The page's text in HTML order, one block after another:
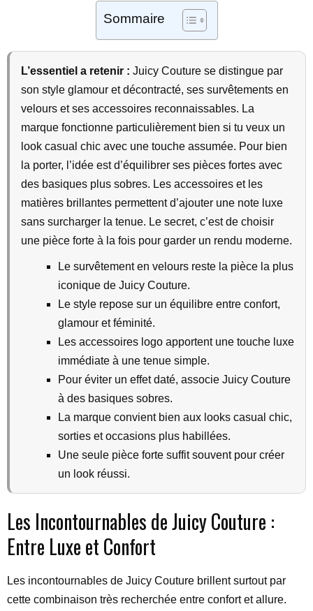
Sommaire
L’essentiel a retenir : Juicy Couture se distingue par
son style glamour et décontracté, ses survêtements en
velours et ses accessoires reconnaissables. La
marque fonctionne particulièrement bien si tu veux un
look casual chic avec une touche assumée. Pour bien
la porter, l’idée est d’équilibrer ses pièces fortes avec
des basiques plus sobres. Les accessoires et les
matières brillantes permettent d’ajouter une note luxe
sans surcharger la tenue. Le secret, c’est de choisir
une pièce forte à la fois pour garder un rendu moderne.
Le survêtement en velours reste la pièce la plus
iconique de Juicy Couture.
Le style repose sur un équilibre entre confort,
glamour et féminité.
Les accessoires logo apportent une touche luxe
immédiate à une tenue simple.
Pour éviter un effet daté, associe Juicy Couture
à des basiques sobres.
La marque convient bien aux looks casual chic,
sorties et occasions plus habillées.
Une seule pièce forte suffit souvent pour créer
un look réussi.
Les Incontournables de Juicy Couture :
Entre Luxe et Confort
Les incontournables de Juicy Couture brillent surtout par
cette combinaison très recherchée entre confort et allure.